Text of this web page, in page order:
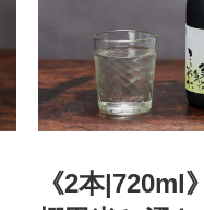
《2本|720ml